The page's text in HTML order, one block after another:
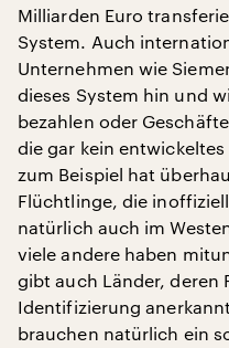
Milliarden Euro
System. Auch
Unternehmen wie
dieses System hin und
bezahlen oder
die gar kein
zum Beispiel hat
Flüchtlinge, die
natürlich auch im
viele andere haben
gibt auch Länder, deren
Identifizierung
brauchen natürlich ein